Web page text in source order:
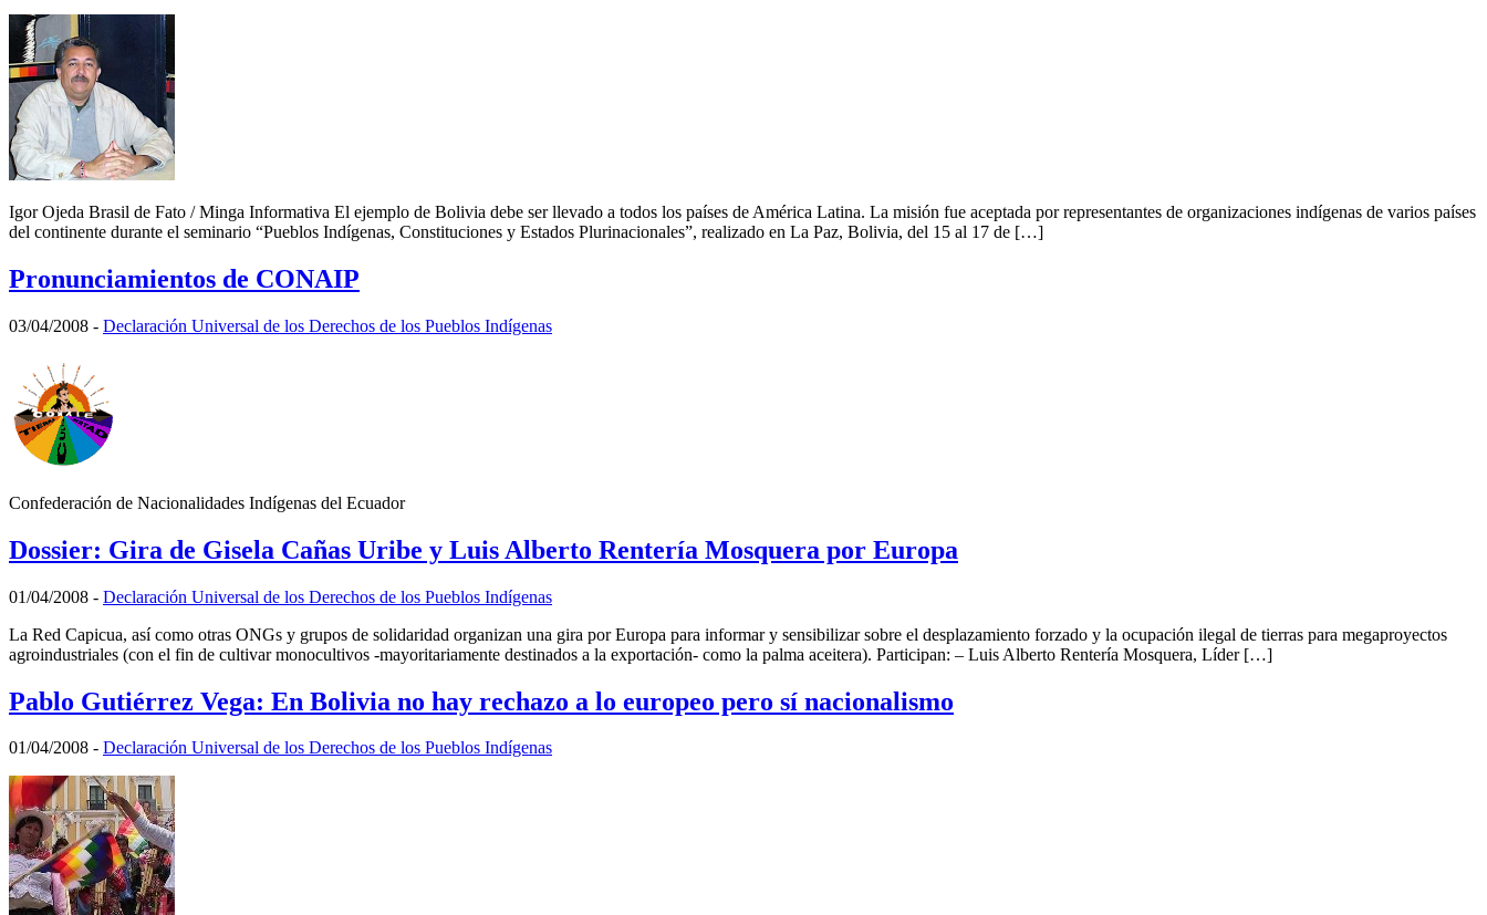
Igor Ojeda Brasil de Fato / Minga Informativa El ejemplo de Bolivia debe ser llevado a todos los países de América Latina. La misión fue aceptada por representantes de organizaciones indígenas de varios países
del continente durante el seminario “Pueblos Indígenas, Constituciones y Estados Plurinacionales”, realizado en La Paz, Bolivia, del 15 al 17 de […]
Pronunciamientos de CONAIP
03/04/2008 - Declaración Universal de los Derechos de los Pueblos Indígenas
Confederación de Nacionalidades Indígenas del Ecuador
Dossier: Gira de Gisela Cañas Uribe y Luis Alberto Rentería Mosquera por Europa
01/04/2008 - Declaración Universal de los Derechos de los Pueblos Indígenas
La Red Capicua, así como otras ONGs y grupos de solidaridad organizan una gira por Europa para informar y sensibilizar sobre el desplazamiento forzado y la ocupación ilegal de tierras para megaproyectos
agroindustriales (con el fin de cultivar monocultivos -mayoritariamente destinados a la exportación- como la palma aceitera). Participan: – Luis Alberto Rentería Mosquera, Líder […]
Pablo Gutiérrez Vega: En Bolivia no hay rechazo a lo europeo pero sí nacionalismo
01/04/2008 - Declaración Universal de los Derechos de los Pueblos Indígenas